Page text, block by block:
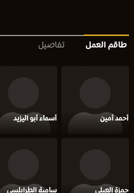
طاقم العمل تفاصيل
أحمد أمين أسماء أبو اليزيد
حمزة العيلي سامية الطرابلسي